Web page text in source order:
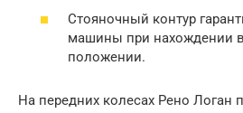
Стояночный контур
машины при нахождении
положении.
На передних колесах Рено Логан